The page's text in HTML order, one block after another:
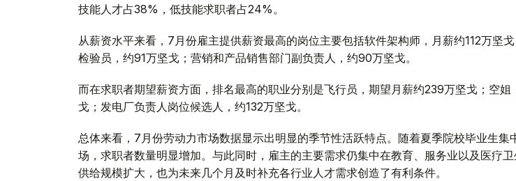
技能人才占38%，低技能求职者占24%。
从薪资水平来看，7月份雇主提供薪资最高的岗位主要包括软件架构师，月薪约112万坚
检验员，约91万坚戈；营销和产品销售部门副负责人，约90万坚戈。
而在求职者期望薪资方面，排名最高的职业分别是飞行员，期望月薪约239万坚戈；空姐
戈；发电厂负责人岗位候选人，约132万坚戈。
总体来看，7月份劳动力市场数据显示出明显的季节性活跃特点。随着夏季院校毕业生集
场，求职者数量明显增加。与此同时，雇主的主要需求仍集中在教育、服务业以及医疗
供给规模扩大，也为未来几个月及时补充各行业人才需求创造了有利条件。